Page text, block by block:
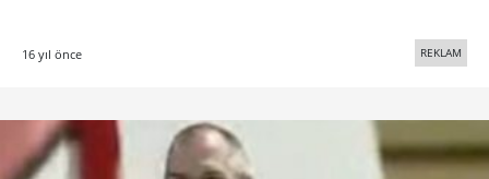
16 yıl önce REKLAM